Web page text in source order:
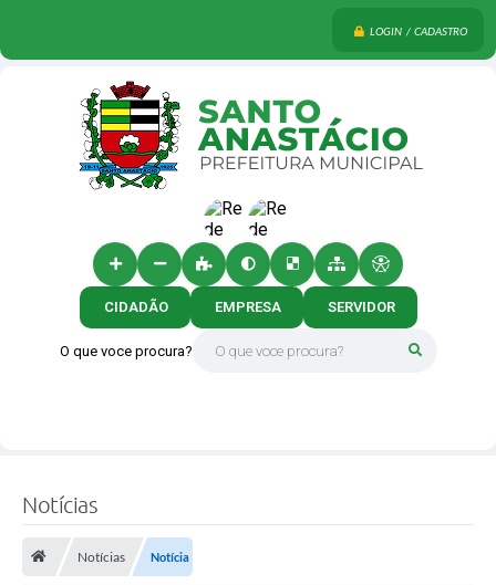
LOGIN / CADASTRO
O que voce procura?
CIDADÃO EMPRESA SERVIDOR
Notícias
Notícias Notícia